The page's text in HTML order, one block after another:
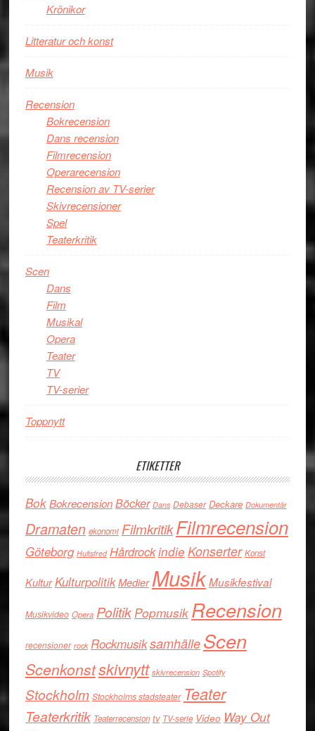
Krönikor
Litteratur och konst
Musik
Recension
Bokrecension
Dans recension
Filmrecension
Operarecension
Recension av TV-serier
Skivrecensioner
Spel
Teaterkritik
Scen
Dans
Film
Musikal
Opera
Teater
TV
TV-serier
Toppnytt
ETIKETTER
BokBokrecensionBöcker Dans Debaser Deckare Dokumentär
Dramaten ekonomi FilmkritikFilmrecension
Göteborg Hultsfred Hårdrockindie Konserter Konst
Kultur Kulturpolitik Medier MusikMusikfestival
Musikvideo Opera PolitikPopmusik Recension
recensioner rock Rockmusiksamhälle Scen
Scenkonstskivnytt skivrecension Spotify
Stockholm Stockholms stadsteater Teater
Teaterkritik Teaterrecension tv TV-serie Video Way Out